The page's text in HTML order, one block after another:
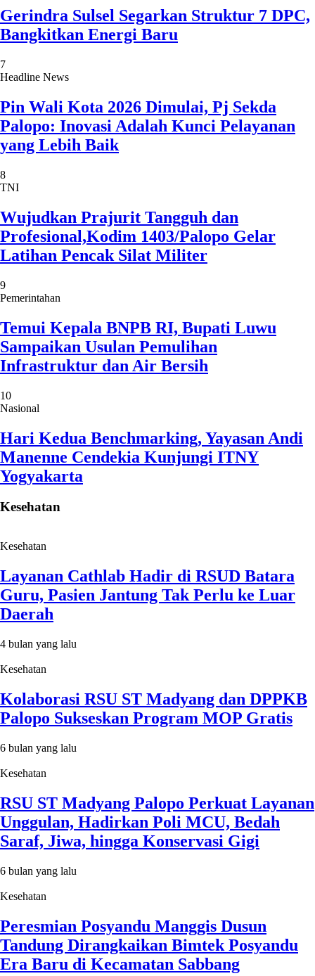
Gerindra Sulsel Segarkan Struktur 7 DPC,
Bangkitkan Energi Baru
7
Headline News
Pin Wali Kota 2026 Dimulai, Pj Sekda
Palopo: Inovasi Adalah Kunci Pelayanan
yang Lebih Baik
8
TNI
Wujudkan Prajurit Tangguh dan
Profesional,Kodim 1403/Palopo Gelar
Latihan Pencak Silat Militer
9
Pemerintahan
Temui Kepala BNPB RI, Bupati Luwu
Sampaikan Usulan Pemulihan
Infrastruktur dan Air Bersih
10
Nasional
Hari Kedua Benchmarking, Yayasan Andi
Manenne Cendekia Kunjungi ITNY
Yogyakarta
Kesehatan
Kesehatan
Layanan Cathlab Hadir di RSUD Batara
Guru, Pasien Jantung Tak Perlu ke Luar
Daerah
4 bulan yang lalu
Kesehatan
Kolaborasi RSU ST Madyang dan DPPKB
Palopo Sukseskan Program MOP Gratis
6 bulan yang lalu
Kesehatan
RSU ST Madyang Palopo Perkuat Layanan
Unggulan, Hadirkan Poli MCU, Bedah
Saraf, Jiwa, hingga Konservasi Gigi
6 bulan yang lalu
Kesehatan
Peresmian Posyandu Manggis Dusun
Tandung Dirangkaikan Bimtek Posyandu
Era Baru di Kecamatan Sabbang